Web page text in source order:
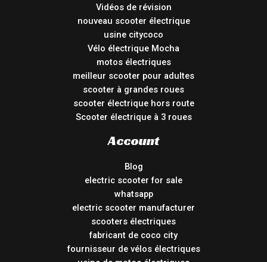
Vidéos de révision
nouveau scooter électrique
usine citycoco
Vélo électrique Mocha
motos électriques
meilleur scooter pour adultes
scooter à grandes roues
scooter électrique hors route
Scooter électrique à 3 roues
Account
Blog
electric scooter for sale
whatsapp
electric scooter manufacturer
scooters électriques
fabricant de coco city
fournisseur de vélos électriques